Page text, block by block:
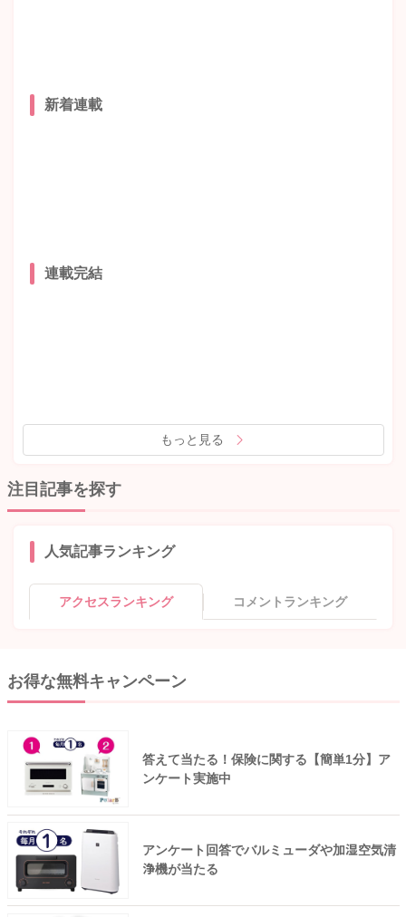
新着連載
連載完結
もっと見る
注目記事を探す
人気記事ランキング
アクセスランキング コメントランキング
お得な無料キャンペーン
答えて当たる！保険に関する【簡単1分】ア
ンケート実施中
アンケート回答でバルミューダや加湿空気清
浄機が当たる